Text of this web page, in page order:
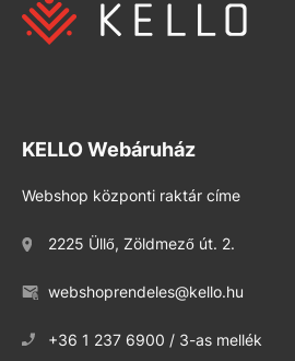
KELLO Webáruház
Webshop központi raktár címe
2225 Üllő, Zöldmező út. 2.
webshoprendeles@kello.hu
+36 1 237 6900 / 3-as mellék